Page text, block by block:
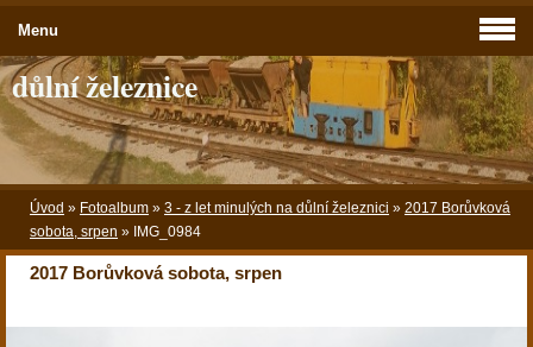
důlní železnice
Úvod » Fotoalbum » 3 - z let minulých na důlní železnici » 2017 Borůvková
sobota, srpen » IMG_0984
2017 Borůvková sobota, srpen
Menu